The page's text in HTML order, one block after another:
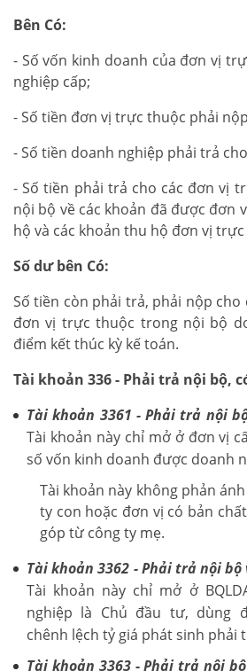
Bên Có:
- Số vốn kinh doanh của đơn vị
nghiệp cấp;
- Số tiền đơn vị trực thuộc phải
- Số tiền doanh nghiệp phải trả
- Số tiền phải trả cho các đơn vị
nội bộ về các khoản đã được đơn
hộ và các khoản thu hộ đơn vị
Số dư bên Có:
Số tiền còn phải trả, phải nộp cho
đơn vị trực thuộc trong nội bộ
điểm kết thúc kỳ kế toán.
Tài khoản 336 - Phải trả nội bộ,
Tài khoản 3361 - Phải trả nội
Tài khoản này chỉ mở ở đơn vị
số vốn kinh doanh được doanh
Tài khoản này không phản
ty con hoặc đơn vị có bản
góp từ công ty mẹ.
Tài khoản 3362 - Phải trả nội
Tài khoản này chỉ mở ở
nghiệp là Chủ đầu tư, dùng
chênh lệch tỷ giá phát sinh phải
Tài khoản 3363 - Phải trả nội